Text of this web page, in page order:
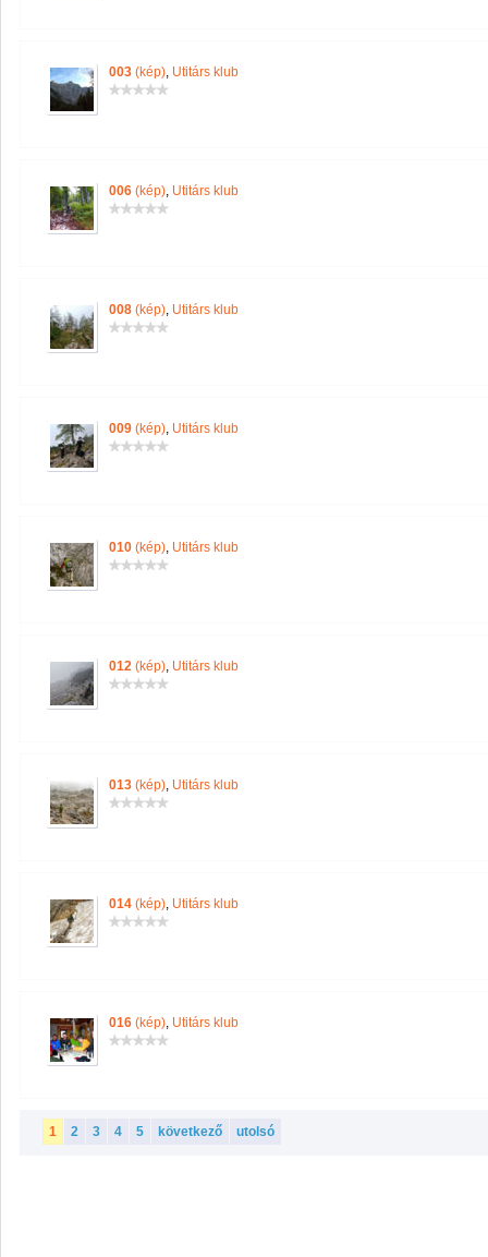
003 (kép), Utitárs klub
006 (kép), Utitárs klub
008 (kép), Utitárs klub
009 (kép), Utitárs klub
010 (kép), Utitárs klub
012 (kép), Utitárs klub
013 (kép), Utitárs klub
014 (kép), Utitárs klub
016 (kép), Utitárs klub
1 2 3 4 5 következő utolsó